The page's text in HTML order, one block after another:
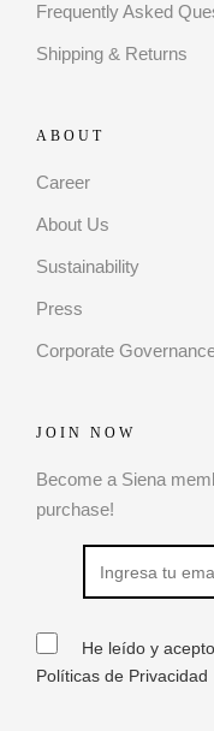
Frequently Asked
Shipping & Returns
ABOUT
Career
About Us
Sustainability
Press
Corporate
JOIN NOW
Become a Siena
purchase!
He leído y
Políticas de Privacidad